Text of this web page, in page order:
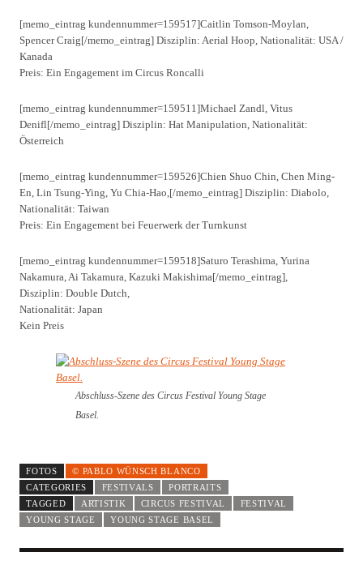
[memo_eintrag kundennummer=159517]Caitlin Tomson-Moylan,
Spencer Craig[/memo_eintrag] Disziplin: Aerial Hoop, Nationalität: USA /
Kanada
Preis: Ein Engagement im Circus Roncalli
[memo_eintrag kundennummer=159511]Michael Zandl, Vitus
Denifl[/memo_eintrag] Disziplin: Hat Manipulation, Nationalität:
Österreich
[memo_eintrag kundennummer=159526]Chien Shuo Chin, Chen Ming-
En, Lin Tsung-Ying, Yu Chia-Hao,[/memo_eintrag] Disziplin: Diabolo,
Nationalität: Taiwan
Preis: Ein Engagement bei Feuerwerk der Turnkunst
[memo_eintrag kundennummer=159518]Saturo Terashima, Yurina
Nakamura, Ai Takamura, Kazuki Makishima[/memo_eintrag],
Disziplin: Double Dutch,
Nationalität: Japan
Kein Preis
Abschluss-Szene des Circus Festival Young Stage
Basel.
FOTOS
© PABLO WÜNSCH BLANCO
CATEGORIES
FESTIVALS
PORTRAITS
TAGGED
ARTISTIK CIRCUS FESTIVAL
FESTIVAL
YOUNG STAGE
YOUNG STAGE BASEL